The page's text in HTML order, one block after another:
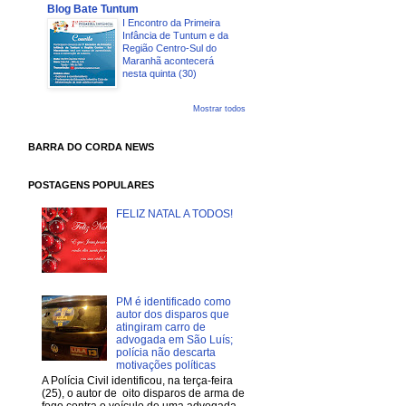
Blog Bate Tuntum
I Encontro da Primeira
Infância de Tuntum e da
Região Centro-Sul do
Maranhã acontecerá
nesta quinta (30)
Mostrar todos
BARRA DO CORDA NEWS
POSTAGENS POPULARES
FELIZ NATAL A TODOS!
PM é identificado como
autor dos disparos que
atingiram carro de
advogada em São Luís;
polícia não descarta
motivações políticas
A Polícia Civil identificou, na terça-feira
(25), o autor de oito disparos de arma de